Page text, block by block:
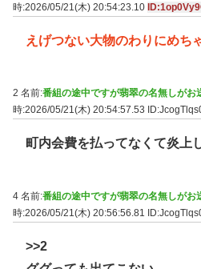
時:2026/05/21(木) 20:54:23.10
えげつない大物のわりにめち
2 名前:番組の途中ですが翡翠の名無しがお
時:2026/05/21(木) 20:54:57.53
町内会費を払ってなくて炎上
4 名前:番組の途中ですが翡翠の名無しがお
時:2026/05/21(木) 20:56:56.81
>>2